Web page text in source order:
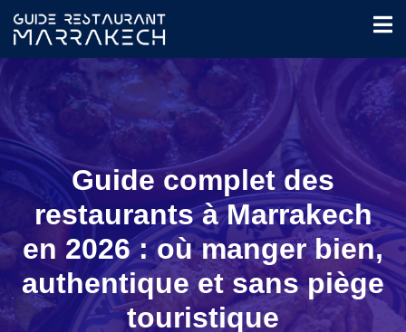
Guide complet des
restaurants à Marrakech
en 2026 : où manger bien,
authentique et sans piège
touristique